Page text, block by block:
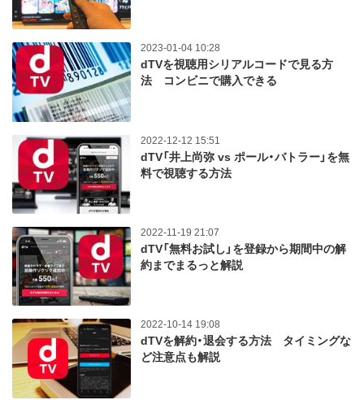
2023-01-04 10:28
dTVを視聴用シリアルコードで見る方
法 コンビニで購入できる
2022-12-12 15:51
dTV「井上尚弥 vs ポール・バトラー」を無
料で視聴する方法
2022-11-19 21:07
dTV「無料お試し」を登録から期間中の解
約までまるっと解説
2022-10-14 19:08
dTVを解約・退会する方法 タイミングな
ど注意点も解説